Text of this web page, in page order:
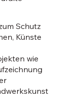
Schutz
Künste
wie